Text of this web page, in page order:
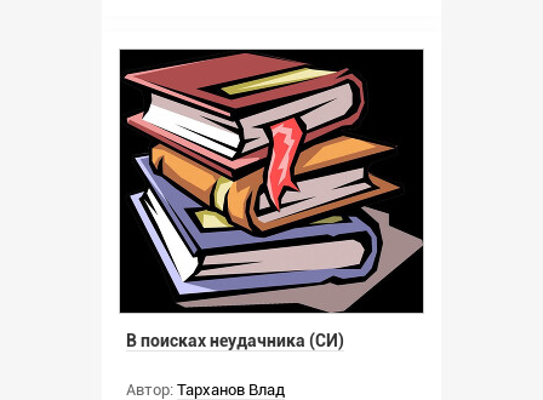
В поисках неудачника (СИ)
Автор: Тарханов Влад